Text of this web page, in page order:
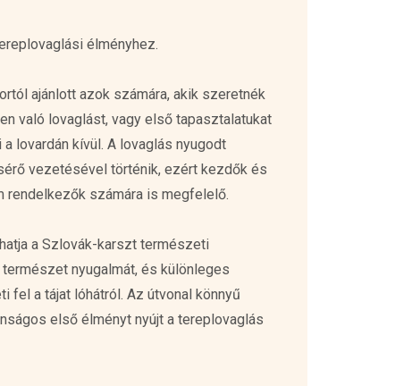
élményhez.
ajánlott azok számára, akik szeretnék
való lovaglást, vagy első tapasztalatukat
lovardán kívül. A lovaglás nyugodt
vezetésével történik, ezért kezdők és
rendelkezők számára is megfelelő.
a Szlovák-karszt természeti
nyugalmát, és különleges
fel a tájat lóhátról. Az útvonal könnyű
első élményt nyújt a tereplovaglás